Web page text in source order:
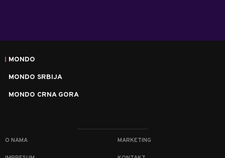
MONDO
MONDO SRBIJA
MONDO CRNA GORA
O NAMA MARKETING